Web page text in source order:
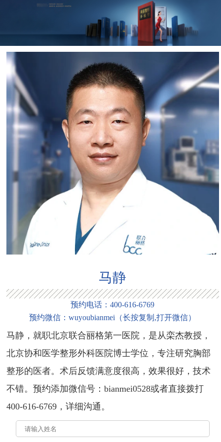
马静
预约电话：400-616-6769
预约微信：wuyoubianmei （长按复制,打开微信）
马静，就职北京联合丽格第一医院，是从栾杰教授，
北京协和医学整形外科医院博士学位，专注研究胸部
整形的医者。术后反馈满意度很高，效果很好，技术
不错。预约添加微信号：bianmei0528或者直接拨打
400-616-6769，详细沟通。